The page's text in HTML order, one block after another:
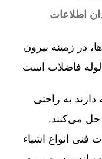
اطلاعات
در زمینه بیرون
لوله فاضلاب است
به راحتی
حل می‌کنند.
انواع اشیاء